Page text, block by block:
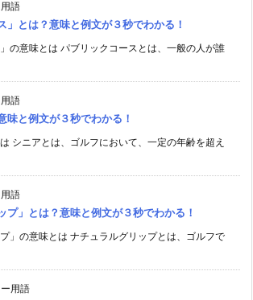
語
」とは？意味と例文が３秒でわかる！
」の意味とは パブリックコースとは、一般の人が誰
語
味と例文が３秒でわかる！
シニアとは、ゴルフにおいて、一定の年齢を超え
語
プ」とは？意味と例文が３秒でわかる！
プ」の意味とは ナチュラルグリップとは、ゴルフで
用語